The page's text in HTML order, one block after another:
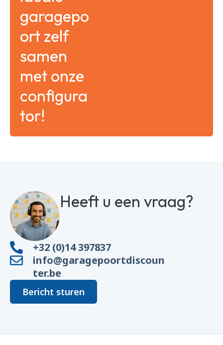
garagepo
ort zelf
samen
met onze
configura
tor!
Heeft u een vraag?
+32 (0)14 397837
info@garagepoortdiscoun
ter.be
Bericht sturen